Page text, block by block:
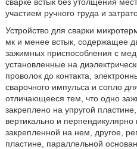
участием ручного труда и
Устройство для сварки
мк и менее встык, содержащее
зажимных приспособления с
установленные на
проволок до контакта,
сварочного импульса и сопло
отличающееся тем, что одно
закреплено на упругой
вертикально и перпендикулярно
закрепленной на нем, другое,
пластине, параллельной